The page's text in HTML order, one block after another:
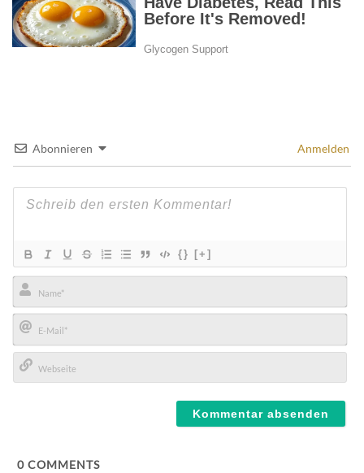
Abonnieren Anmelden
{} [+]
Name*
E-
Mail*
0 COMMENTS